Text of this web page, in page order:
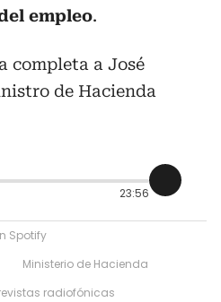
empleo.
completa a José
de Hacienda
23:56
Spotify
Ministerio de Hacienda
radiofónicas